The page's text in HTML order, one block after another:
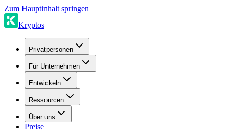
Zum Hauptinhalt springen
Kryptos
Privatpersonen
Für Unternehmen
Entwickeln
Ressourcen
Über uns
Preise